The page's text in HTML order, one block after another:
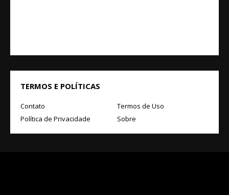
TERMOS E POLÍTICAS
Contato
Termos de Uso
Política de Privacidade
Sobre